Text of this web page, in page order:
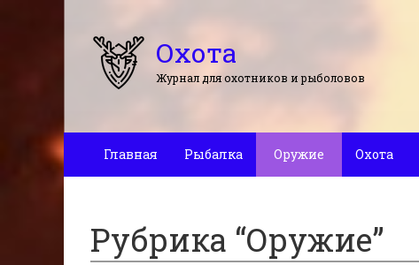
Охота
Журнал для охотников и рыболовов
Главная Рыбалка Оружие Охота
Рубрика “Оружие”